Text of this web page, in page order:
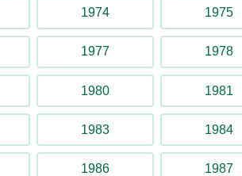
1974 1975
1977 1978
1980 1981
1983 1984
1986 1987